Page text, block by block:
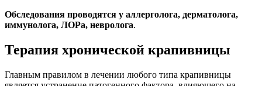
Обследования проводятся у аллерголога, дерматолога,
иммунолога, ЛОРа, невролога.
Терапия хронической крапивницы
Главным правилом в лечении любого типа крапивницы